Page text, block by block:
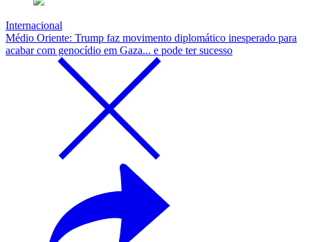
Internacional
Médio Oriente: Trump faz movimento diplomático inesperado para
acabar com genocídio em Gaza... e pode ter sucesso